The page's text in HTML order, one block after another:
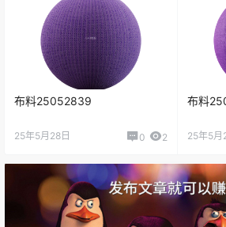
布料25052839
25年5月28日 0 2
布料
25年5月